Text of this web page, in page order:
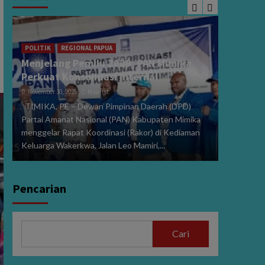
POLITIK REGIONAL PAPUA
Menjelang Pemilu 2029, PAN Mimika
Perkuat Konsolidasi Internal
November 30, 2025 Maurist
TIMIKA, PE – Dewan Pimpinan Daerah (DPD)
Partai Amanat Nasional (PAN) Kabupaten Mimika
menggelar Rapat Koordinasi (Rakor) di Kediaman
Keluarga Wakerkwa, Jalan Leo Mamiri,...
Pencarian
Cari